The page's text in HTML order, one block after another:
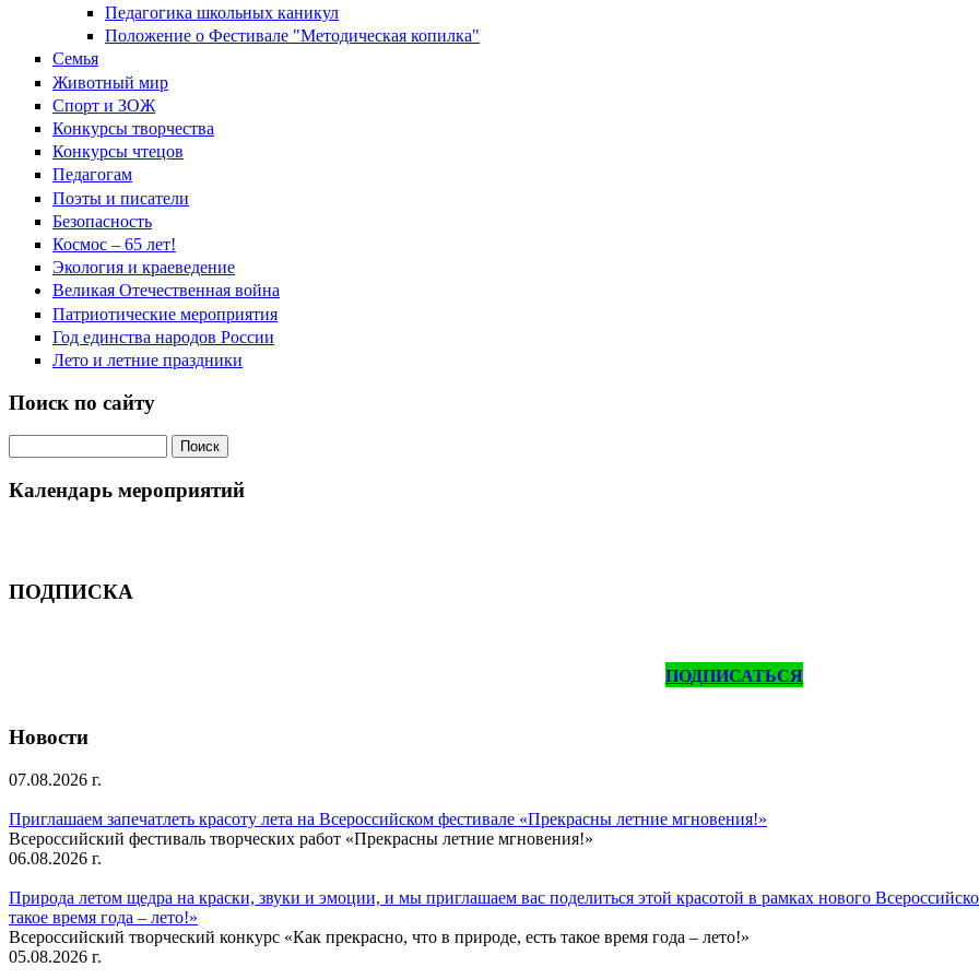
Педагогика школьных каникул
Положение о Фестивале "Методическая копилка"
Семья
Животный мир
Спорт и ЗОЖ
Конкурсы творчества
Конкурсы чтецов
Педагогам
Поэты и писатели
Безопасность
Космос – 65 лет!
Экология и краеведение
Великая Отечественная война
Патриотические мероприятия
Год единства народов России
Лето и летние праздники
Поиск по сайту
Календарь мероприятий
ПОДПИСКА
ПОДПИСАТЬСЯ
Новости
07.08.2026 г.
Приглашаем запечатлеть красоту лета на Всероссийском фестивале «Прекрасны летние мгновения!»
Всероссийский фестиваль творческих работ «Прекрасны летние мгновения!»
06.08.2026 г.
Природа летом щедра на краски, звуки и эмоции, и мы приглашаем вас поделиться этой красотой в рамках нового
такое время года – лето!»
Всероссийский творческий конкурс «Как прекрасно, что в природе, есть такое время года – лето!»
05.08.2026 г.